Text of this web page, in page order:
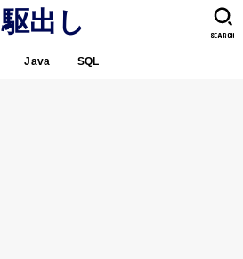
駆出し
Java SQL
SEARCH